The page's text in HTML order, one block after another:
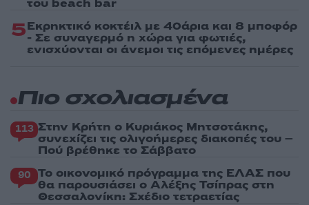
του beach bar
5Εκρηκτικό κοκτέιλ με 40άρια και 8 μποφόρ
- Σε συναγερμό η χώρα για φωτιές,
ενισχύονται οι άνεμοι τις επόμενες ημέρες
Πιο σχολιασμένα
113 Στην Κρήτη ο Κυριάκος Μητσοτάκης,
συνεχίζει τις ολιγοήμερες διακοπές του –
Πού βρέθηκε το Σάββατο
90 Το οικονομικό πρόγραμμα της ΕΛΑΣ που
θα παρουσιάσει ο Αλέξης Τσίπρας στη
Θεσσαλονίκη: Σχέδιο τετραετίας